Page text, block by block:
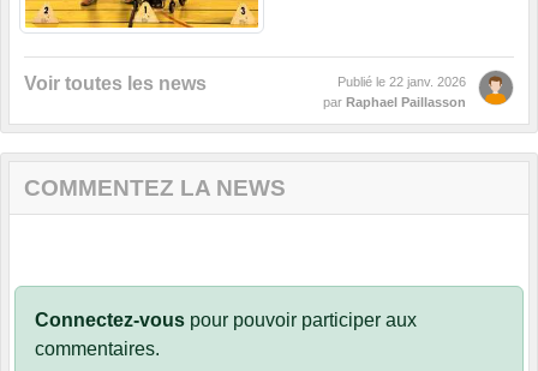
Voir toutes les news Publié le 22 janv. 2026
par Raphael Paillasson
COMMENTEZ LA NEWS
Connectez-vous pour pouvoir participer aux
commentaires.